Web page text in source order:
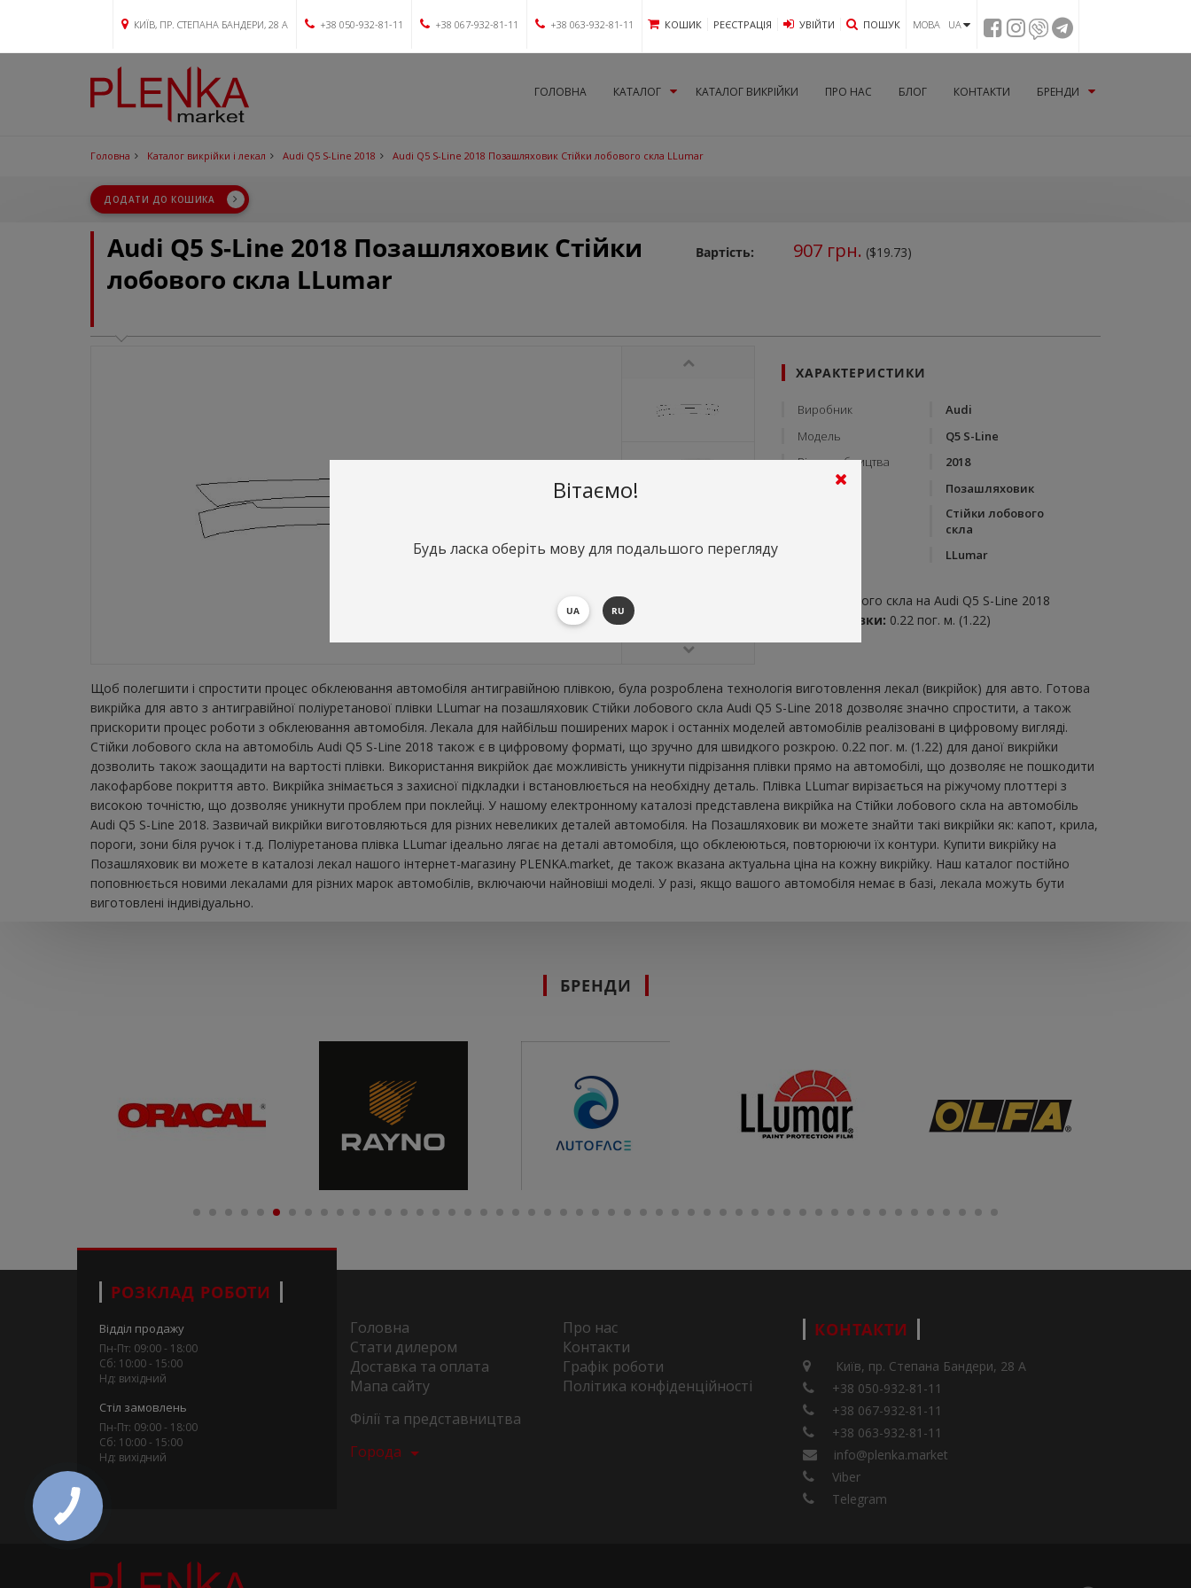
КИЇВ, ПР. СТЕПАНА БАНДЕРИ, 28 А +38 050-932-81-11 +38 067-932-81-11 +38 063-932-81-11 КОШИК РЕЄСТРАЦІЯ УВIЙТИ ПОШУК МОВА UA
ГОЛОВНА КАТАЛОГ КАТАЛОГ ВИКРІЙКИ ПРО НАС БЛОГ КОНТАКТИ БРЕНДИ
Головна Каталог викрійки і лекал Audi Q5 S-Line 2018 Audi Q5 S-Line 2018 Позашляховик Стійки лобового скла LLumar
ДОДАТИ ДО КОШИКА
Audi Q5 S-Line 2018 Позашляховик Стійки
лобового скла LLumar
Вартість: 907грн. ($19.73)
ХАРАКТЕРИСТИКИ
Виробник
Audi
Модель
Q5 S-Line
Рік виробництва
2018
Тип кузову
Позашляховик
Стійки лобового
скла
LLumar
Стійки лобового скла на Audi Q5 S-Line 2018
Витрата плівки: 0.22 пог. м. (1.22)
Щоб полегшити і спростити процес обклеювання автомобіля антигравійною плівкою, була розроблена технологія виготовлення лекал (викрійок) для авто. Готова
викрійка для авто з антигравійної поліуретанової плівки LLumar на позашляховик Стійки лобового скла Audi Q5 S-Line 2018 дозволяє значно спростити, а також
прискорити процес роботи з обклеювання автомобіля. Лекала для найбільш поширених марок і останніх моделей автомобілів реалізовані в цифровому вигляді.
Стійки лобового скла на автомобіль Audi Q5 S-Line 2018 також є в цифровому форматі, що зручно для швидкого розкрою. 0.22 пог. м. (1.22) для даної викрійки
дозволить також заощадити на вартості плівки. Використання викрійок дає можливість уникнути підрізання плівки прямо на автомобілі, що дозволяє не пошкодити
лакофарбове покриття авто. Викрійка знімається з захисної підкладки і встановлюється на необхідну деталь. Плівка LLumar вирізається на ріжучому плоттері з
високою точністю, що дозволяє уникнути проблем при поклейці. У нашому електронному каталозі представлена ​​викрійка на Стійки лобового скла на автомобіль
Audi Q5 S-Line 2018. Зазвичай викрійки виготовляються для різних невеликих деталей автомобіля. На Позашляховик ви можете знайти такі викрійки як: капот, крила,
пороги, зони біля ручок і т.д. Поліуретанова плівка LLumar ідеально лягає на деталі автомобіля, що обклеюються, повторюючи їх контури. Купити викрійку на
Позашляховик ви можете в каталозі лекал нашого інтернет-магазину PLENKA.market, де також вказана актуальна ціна на кожну викрійку. Наш каталог постійно
поповнюється новими лекалами для різних марок автомобілів, включаючи найновіші моделі. У разі, якщо вашого автомобіля немає в базі, лекала можуть бути
виготовлені індивідуально.
БРЕНДИ
РОЗКЛАД РОБОТИ
Відділ продажу
Пн-Пт: 09:00 - 18:00
Сб: 10:00 - 15:00
Нд: вихідний
Стіл замовлень
Пн-Пт: 09:00 - 18:00
Сб: 10:00 - 15:00
Нд: вихідний
Головна
Про нас
Стати дилером
Контакти
Доставка та оплата
Графік роботи
Мапа сайту
Політика конфіденційності
Філії та представництва
Города
КОНТАКТИ
Київ, пр. Степана Бандери, 28 А
+38 050-932-81-11
+38 067-932-81-11
+38 063-932-81-11
info@plenka.market
Viber
Telegram
Вітаємо!
Будь ласка оберіть мову для подальшого перегляду
UA RU